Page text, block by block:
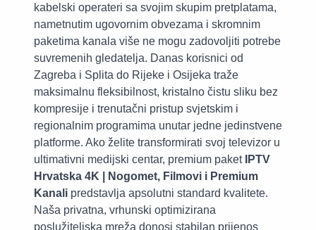
kabelski operateri sa svojim skupim pretplatama,
nametnutim ugovornim obvezama i skromnim
paketima kanala više ne mogu zadovoljiti potrebe
suvremenih gledatelja. Danas korisnici od
Zagreba i Splita do Rijeke i Osijeka traže
maksimalnu fleksibilnost, kristalno čistu sliku bez
kompresije i trenutačni pristup svjetskim i
regionalnim programima unutar jedne jedinstvene
platforme. Ako želite transformirati svoj televizor u
ultimativni medijski centar, premium paket IPTV
Hrvatska 4K | Nogomet, Filmovi i Premium
Kanali predstavlja apsolutni standard kvalitete.
Naša privatna, vrhunski optimizirana
poslužiteljska mreža donosi stabilan prijenos